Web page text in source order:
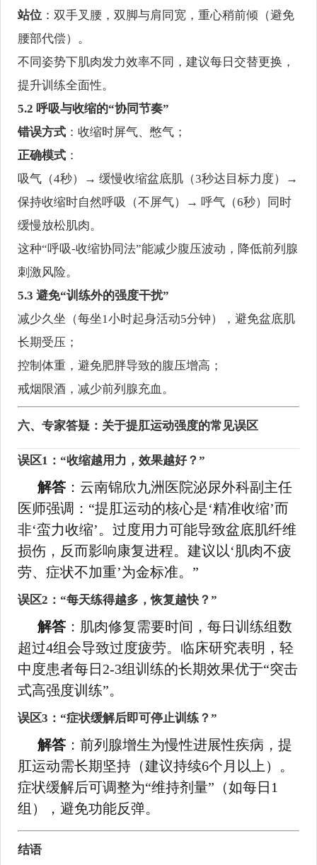
站位 ：双手叉腰，双脚与肩同宽，重心稍前倾（避免
腰部代偿）。
不同姿势下肌肉发力效率不同，建议每日交替更换，
提升训练全面性。
5.2 呼吸与收缩的“协同节奏”
错误方式 ：收缩时屏气、憋气；
正确模式 ：
吸气（4秒）→ 缓慢收缩盆底肌（3秒达目标力度）→
保持收缩时自然呼吸（不屏气）→ 呼气（6秒）同时
缓慢放松肌肉。
这种“呼吸-收缩协同法”能减少腹压波动，降低前列腺
刺激风险。
5.3 避免“训练外的强度干扰”
减少久坐（每坐1小时起身活动5分钟），避免盆底肌
长期受压；
控制体重，避免肥胖导致的腹压增高；
戒烟限酒，减少前列腺充血。
六、专家答疑：关于提肛运动强度的常见误区
误区1：“收缩越用力，效果越好？”
解答 ：云南锦欣九洲医院泌尿外科副主任
医师强调：“提肛运动的核心是‘精准收缩’而
非‘蛮力收缩’。过度用力可能导致盆底肌纤维
损伤，反而影响康复进程。建议以‘肌肉不疲
劳、症状不加重’为金标准。”
误区2：“每天练得越多，恢复越快？”
解答 ：肌肉修复需要时间，每日训练组数
超过4组会导致过度疲劳。临床研究表明，轻
中度患者每日2-3组训练的长期效果优于“突击
式高强度训练”。
误区3：“症状缓解后即可停止训练？”
解答 ：前列腺增生为慢性进展性疾病，提
肛运动需长期坚持（建议持续6个月以上）。
症状缓解后可调整为“维持剂量”（如每日1
组），避免功能反弹。
结语